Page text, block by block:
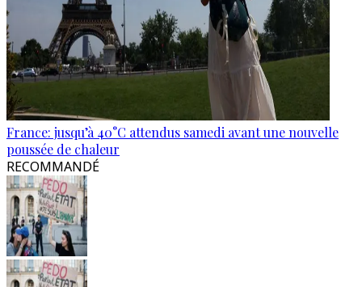
France: jusqu’à 40°C attendus samedi avant une nouvelle
poussée de chaleur
RECOMMANDÉ